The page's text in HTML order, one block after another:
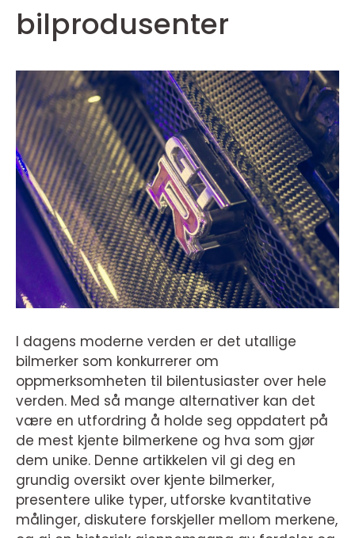
bilprodusenter
I dagens moderne verden er det utallige
bilmerker som konkurrerer om
oppmerksomheten til bilentusiaster over hele
verden. Med så mange alternativer kan det
være en utfordring å holde seg oppdatert på
de mest kjente bilmerkene og hva som gjør
dem unike. Denne artikkelen vil gi deg en
grundig oversikt over kjente bilmerker,
presentere ulike typer, utforske kvantitative
målinger, diskutere forskjeller mellom merkene,